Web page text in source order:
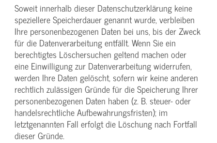
Soweit innerhalb dieser Datenschutzerklärung keine
speziellere Speicherdauer genannt wurde, verbleiben
Ihre personenbezogenen Daten bei uns, bis der Zweck
für die Datenverarbeitung entfällt. Wenn Sie ein
berechtigtes Löschersuchen geltend machen oder
eine Einwilligung zur Datenverarbeitung widerrufen,
werden Ihre Daten gelöscht, sofern wir keine anderen
rechtlich zulässigen Gründe für die Speicherung Ihrer
personenbezogenen Daten haben (z. B. steuer- oder
handelsrechtliche Aufbewahrungsfristen); im
letztgenannten Fall erfolgt die Löschung nach Fortfall
dieser Gründe.